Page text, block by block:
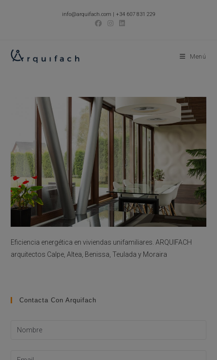
info@arquifach.com | +34 607 831 229
Menú
Eficiencia energética en viviendas unifamiliares. ARQUIFACH
arquitectos Calpe, Altea, Benissa, Teulada y Moraira
Contacta Con Arquifach